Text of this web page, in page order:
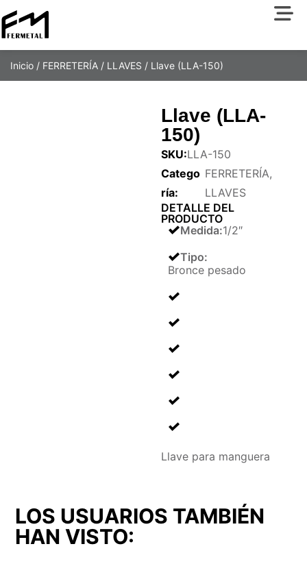
Inicio / FERRETERÍA / LLAVES / Llave (LLA-150)
Llave (LLA-
150)
SKU:LLA-150
Catego
ría:
FERRETERÍA,
LLAVES
DETALLE DEL
PRODUCTO
Medida:1/2″
Tipo:
Bronce pesado
Llave para manguera
LOS USUARIOS TAMBIÉN
HAN VISTO: